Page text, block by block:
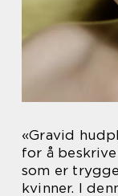
«Gravid
for å
som er
kvinner. I